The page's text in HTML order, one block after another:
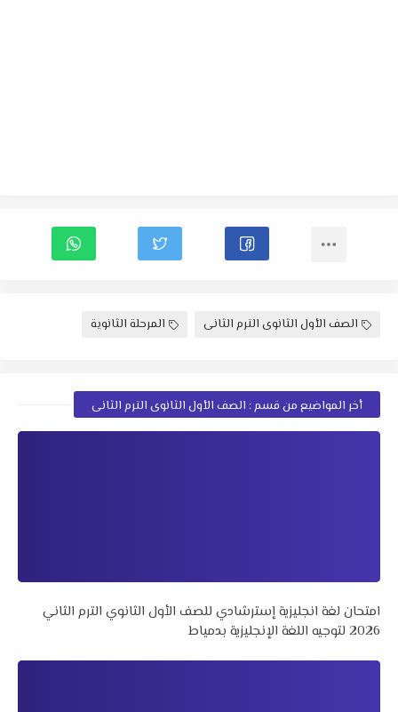
الصف الأول الثانوى الترم الثانى المرحلة الثانوية
أخر المواضيع من قسم : الصف الأول الثانوى الترم الثانى
امتحان لغة انجليزية إسترشادي للصف الأول الثانوي الترم الثاني
2026 لتوجيه اللغة الإنجليزية بدمياط